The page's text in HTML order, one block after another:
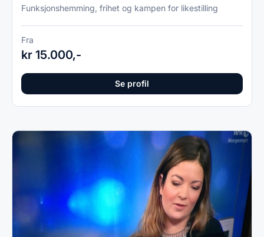
Funksjonshemming, frihet og kampen for likestilling
Fra
kr 15.000,-
Se profil